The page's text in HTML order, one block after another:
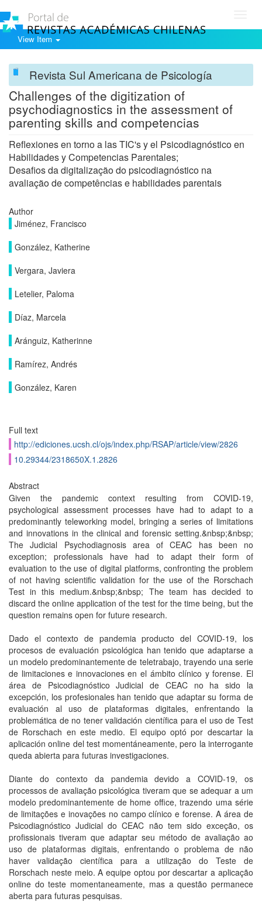
View Item
Revista Sul Americana de Psicología
Challenges of the digitization of
psychodiagnostics in the assessment of
parenting skills and competencias
Reflexiones en torno a las TIC's y el Psicodiagnóstico en
Habilidades y Competencias Parentales;
Desafios da digitalização do psicodiagnóstico na
avaliação de competências e habilidades parentais
Author
Jiménez, Francisco
González, Katherine
Vergara, Javiera
Letelier, Paloma
Dí­az, Marcela
Aránguiz, Katherinne
Ramí­rez, Andrés
González, Karen
Full text
http://ediciones.ucsh.cl/ojs/index.php/RSAP/article/view/2826
10.29344/2318650X.1.2826
Abstract
Given the pandemic context resulting from COVID-19,
psychological assessment processes have had to adapt to a
predominantly teleworking model, bringing a series of limitations
and innovations in the clinical and forensic setting.&nbsp;&nbsp;
The Judicial Psychodiagnosis area of CEAC has been no
exception; professionals have had to adapt their form of
evaluation to the use of digital platforms, confronting the problem
of not having scientific validation for the use of the Rorschach
Test in this medium.&nbsp;&nbsp; The team has decided to
discard the online application of the test for the time being, but the
question remains open for future research.
Dado el contexto de pandemia producto del COVID-19, los
procesos de evaluación psicológica han tenido que adaptarse a
un modelo predominantemente de teletrabajo, trayendo una serie
de limitaciones e innovaciones en el ámbito clí­nico y forense. El
área de Psicodiagnóstico Judicial de CEAC no ha sido la
excepción, los profesionales han tenido que adaptar su forma de
evaluación al uso de plataformas digitales, enfrentando la
problemática de no tener validación cientí­fica para el uso de Test
de Rorschach en este medio. El equipo optó por descartar la
aplicación online del test momentáneamente, pero la interrogante
queda abierta para futuras investigaciones.
Diante do contexto da pandemia devido a COVID-19, os
processos de avaliação psicológica tiveram que se adequar a um
modelo predominantemente de home office, trazendo uma série
de limitações e inovações no campo clí­nico e forense. A área de
Psicodiagnóstico Judicial do CEAC não tem sido exceção, os
profissionais tiveram que adaptar seu método de avaliação ao
uso de plataformas digitais, enfrentando o problema de não
haver validação cientí­fica para a utilização do Teste de
Rorschach neste meio. A equipe optou por descartar a aplicação
online do teste momentaneamente, mas a questão permanece
aberta para futuras pesquisas.